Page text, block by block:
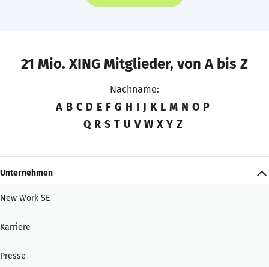
21 Mio. XING Mitglieder, von A bis Z
Nachname:
A B C D E F G H I J K L M N O P
Q R S T U V W X Y Z
Unternehmen
New Work SE
Karriere
Presse